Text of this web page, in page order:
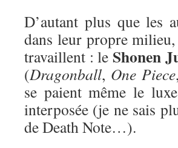
D’autant plus que les
dans leur propre
travaillent : le Shonen
(Dragonball, One Piece
se paient même le
interposée (je ne sais
de Death Note…).